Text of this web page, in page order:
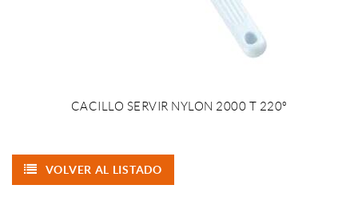
CACILLO SERVIR NYLON 2000 T 220º
VOLVER AL LISTADO